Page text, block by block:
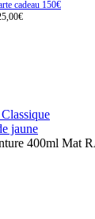
cadeau 150€
jaune
400ml Mat